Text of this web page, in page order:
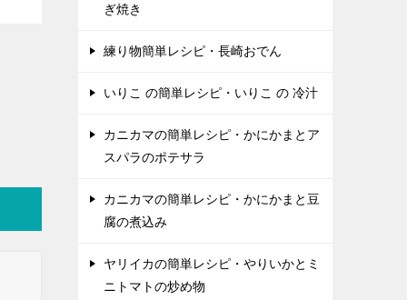
ぎ焼き
練り物簡単レシピ・長崎おでん
いりこ の簡単レシピ・いりこ の 冷汁
カニカマの簡単レシピ・かにかまとア
スパラのポテサラ
カニカマの簡単レシピ・かにかまと豆
腐の煮込み
ヤリイカの簡単レシピ・やりいかとミ
ニトマトの炒め物